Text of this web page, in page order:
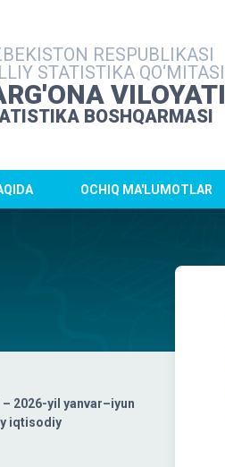
RESPUBLIKASI
STATISTIKA QO‘MITASI
VILOYATI
BOSHQARMASI
OCHIQ MA'LUMOTLAR
– 2026-yil yanvar–iyun
iqtisodiy